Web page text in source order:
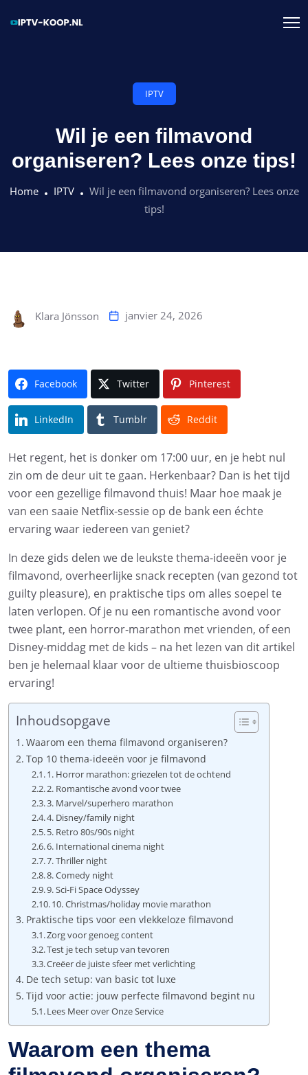
IPTV
Wil je een filmavond
organiseren? Lees onze tips!
Home IPTV
Wil je een filmavond organiseren? Lees onze
tips!
Klara Jönsson janvier 24, 2026
Facebook Twitter Pinterest
LinkedIn Tumblr Reddit
Het regent, het is donker om 17:00 uur, en je hebt nul
zin om de deur uit te gaan. Herkenbaar? Dan is het tijd
voor een gezellige filmavond thuis! Maar hoe maak je
van een saaie Netflix-sessie op de bank een échte
ervaring waar iedereen van geniet?
In deze gids delen we de leukste thema-ideeën voor je
filmavond, overheerlijke snack recepten (van gezond tot
guilty pleasure), en praktische tips om alles soepel te
laten verlopen. Of je nu een romantische avond voor
twee plant, een horror-marathon met vrienden, of een
Disney-middag met de kids – na het lezen van dit artikel
ben je helemaal klaar voor de ultieme thuisbioscoop
ervaring!
Inhoudsopgave
Waarom een thema filmavond organiseren?
Top 10 thema-ideeën voor je filmavond
1. Horror marathon: griezelen tot de ochtend
2. Romantische avond voor twee
3. Marvel/superhero marathon
4. Disney/family night
5. Retro 80s/90s night
6. International cinema night
7. Thriller night
8. Comedy night
9. Sci-Fi Space Odyssey
10. Christmas/holiday movie marathon
Praktische tips voor een vlekkeloze filmavond
Zorg voor genoeg content
Test je tech setup van tevoren
Creëer de juiste sfeer met verlichting
De tech setup: van basic tot luxe
Tijd voor actie: jouw perfecte filmavond begint nu
Lees Meer over Onze Service
Waarom een thema